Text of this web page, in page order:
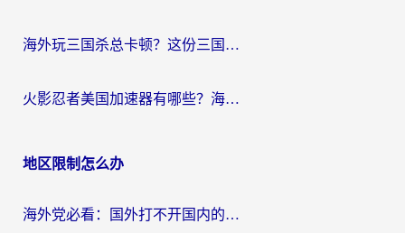
海外玩三国杀总卡顿？这份三国杀游戏加速器指南帮你告别延迟烦恼
火影忍者美国加速器有哪些？海外党亲测的国服游戏加速全攻略（含菲律宾玩三国之刃守望黎明技巧）
地区限制怎么办
海外党必看：国外打不开国内的app怎么办？3步解决你的乡愁